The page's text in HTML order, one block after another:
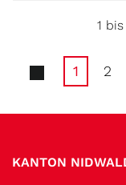
1
1 2
KANTON